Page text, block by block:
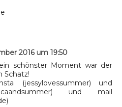
2016 um 19:50
schönster Moment war der
Schatz!
(jessylovessummer) und
und mail